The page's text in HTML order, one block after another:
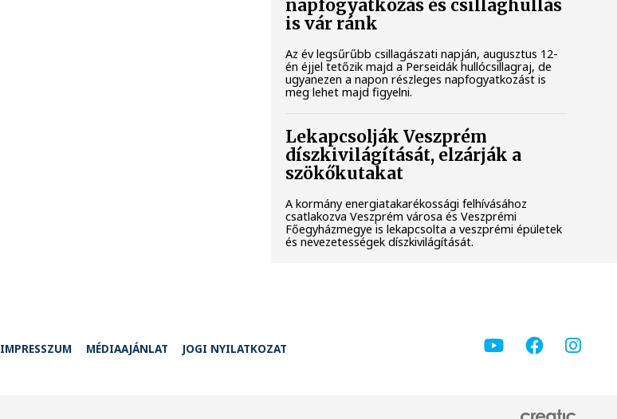
napfogyatkozás és csillaghullás
is vár ránk
Az év legsűrűbb csillagászati napján, augusztus 12-
én éjjel tetőzik majd a Perseidák hullócsillagraj, de
ugyanezen a napon részleges napfogyatkozást is
meg lehet majd figyelni.
Lekapcsolják Veszprém
díszkivilágítását, elzárják a
szökőkutakat
A kormány energiatakarékossági felhívásához
csatlakozva Veszprém városa és Veszprémi
Főegyházmegye is lekapcsolta a veszprémi épületek
és nevezetességek díszkivilágítását.
IMPRESSZUM MÉDIAAJÁNLAT JOGI NYILATKOZAT